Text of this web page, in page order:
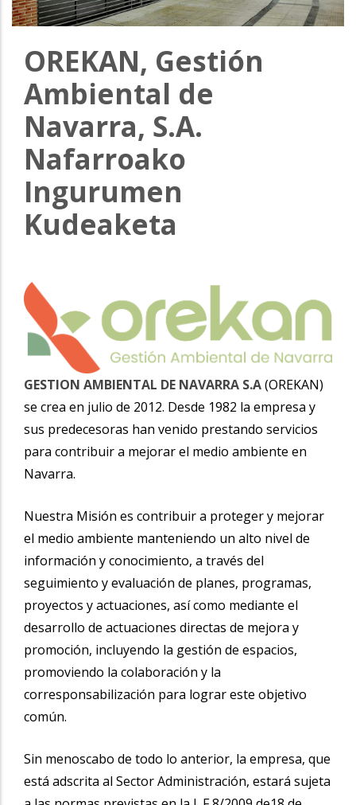
la
navegación
OREKAN, Gestión
Ambiental de
Navarra, S.A.
Nafarroako
Ingurumen
Kudeaketa
GESTION AMBIENTAL DE NAVARRA S.A(OREKAN)
se crea en julio de 2012. Desde 1982 la empresa y
sus predecesoras han venido prestando servicios
para contribuir a mejorar el medio ambiente en
Navarra.
Nuestra Misión es contribuir a proteger y mejorar
el medio ambiente manteniendo un alto nivel de
información y conocimiento, a través del
seguimiento y evaluación de planes, programas,
proyectos y actuaciones, así como mediante el
desarrollo de actuaciones directas de mejora y
promoción, incluyendo la gestión de espacios,
promoviendo la colaboración y la
corresponsabilización para lograr este objetivo
común.
Sin menoscabo de todo lo anterior, la empresa, que
está adscrita al Sector Administración, estará sujeta